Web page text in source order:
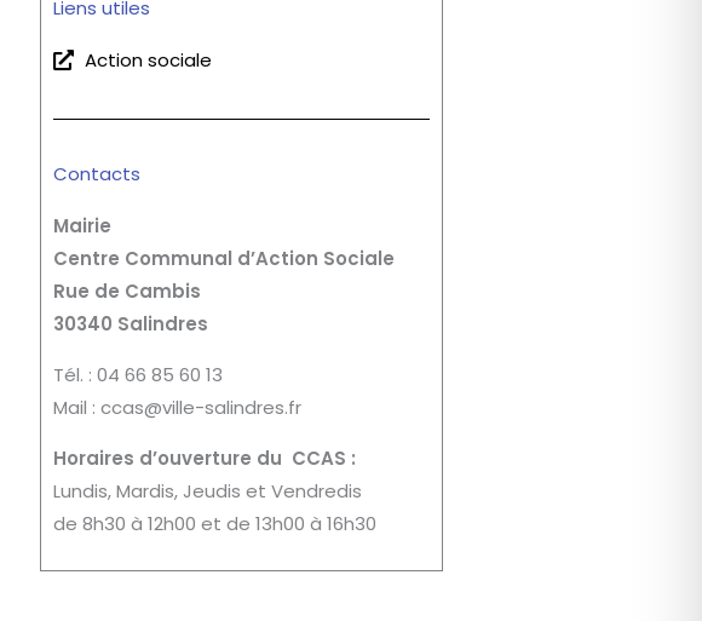
Liens utiles
Action sociale
Contacts
Mairie
Centre Communal d’Action Sociale
Rue de Cambis
30340 Salindres
Tél. : 04 66 85 60 13
Mail : ccas@ville-salindres.fr
Horaires d’ouverture du CCAS :
Lundis, Mardis, Jeudis et Vendredis
de 8h30 à 12h00 et de 13h00 à 16h30